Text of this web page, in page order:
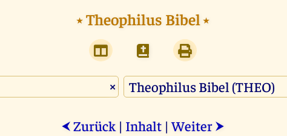
⭑Theophilus Bibel⭑
×
⮜ Zurück | Inhalt |Weiter ⮞